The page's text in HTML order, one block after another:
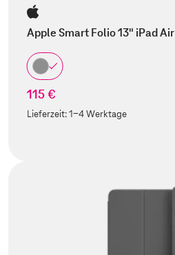
Apple Smart Folio 13" iPad Air
115 €
Lieferzeit:1-4 Werktage